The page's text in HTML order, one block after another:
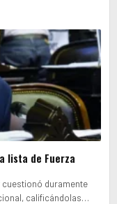
lista de Fuerza
duramente
calificándolas